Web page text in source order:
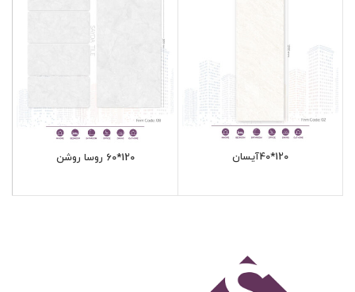
120*40آیسان 120*60 روسا روشن